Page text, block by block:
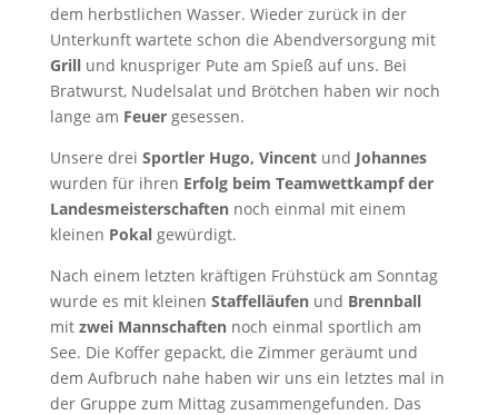
dem herbstlichen Wasser. Wieder zurück in der
Unterkunft wartete schon die Abendversorgung mit
Grillund knuspriger Pute am Spieß auf uns. Bei
Bratwurst, Nudelsalat und Brötchen haben wir noch
lange am Feuergesessen.
Unsere drei Sportler Hugo, Vincentund Johannes
wurden für ihren Erfolg beim Teamwettkampf der
Landesmeisterschaftennoch einmal mit einem
kleinen Pokalgewürdigt.
Nach einem letzten kräftigen Frühstück am Sonntag
wurde es mit kleinen Staffelläufenund Brennball
mit zwei Mannschaftennoch einmal sportlich am
See. Die Koffer gepackt, die Zimmer geräumt und
dem Aufbruch nahe haben wir uns ein letztes mal in
der Gruppe zum Mittag zusammengefunden. Das